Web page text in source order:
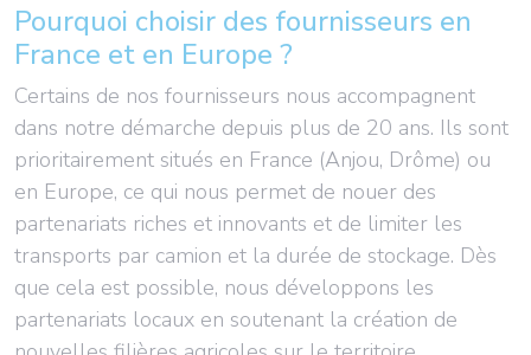
Pourquoi choisir des fournisseurs en
France et en Europe ?
Certains de nos fournisseurs nous accompagnent
dans notre démarche depuis plus de 20 ans. Ils sont
prioritairement situés en France (Anjou, Drôme) ou
en Europe, ce qui nous permet de nouer des
partenariats riches et innovants et de limiter les
transports par camion et la durée de stockage. Dès
que cela est possible, nous développons les
partenariats locaux en soutenant la création de